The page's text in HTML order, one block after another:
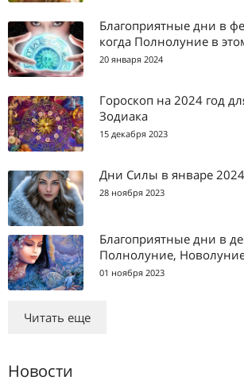
Благоприятные дни в
когда Полнолуние в
20 января 2024
Гороскоп на 2024 год
Зодиака
15 декабря 2023
Дни Силы в январе
28 ноября 2023
Благоприятные дни в
Полнолуние,
01 ноября 2023
Читать еще
Новости